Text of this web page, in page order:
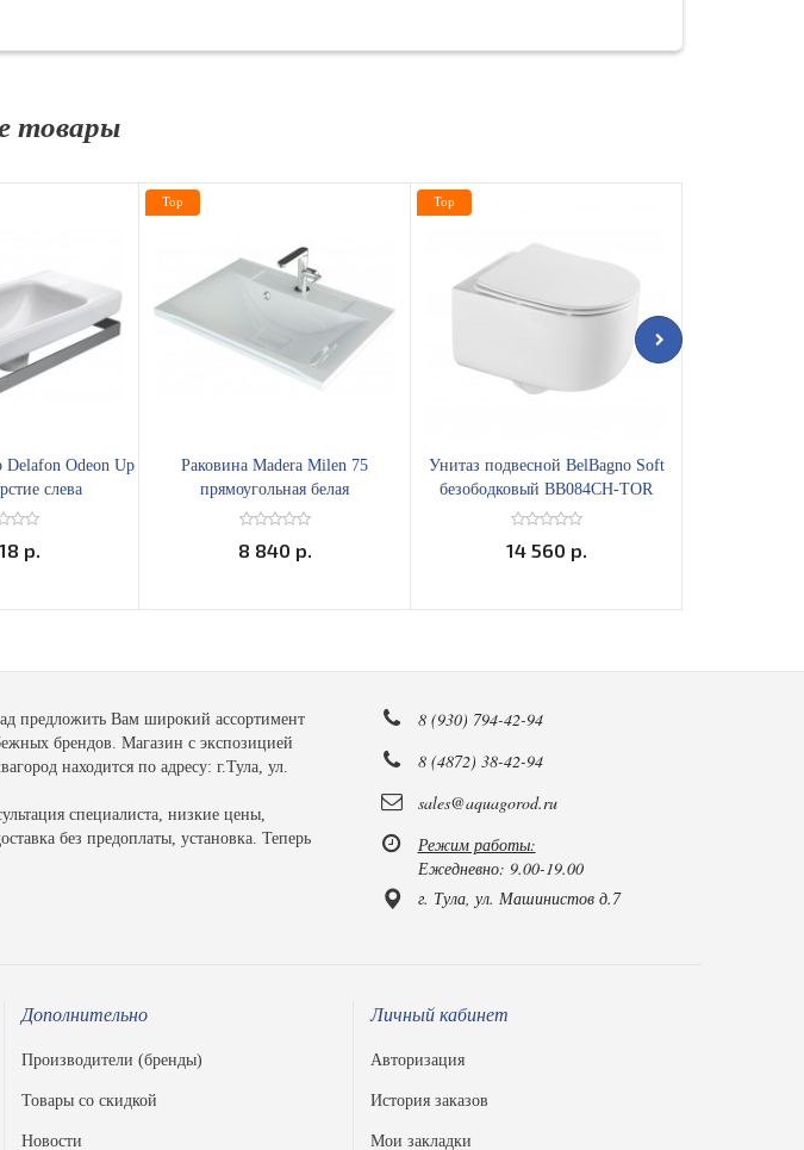
товары
Delafon Odeon Up
слева
р.
Раковина Madera Milen 75
прямоугольная белая
8 840 р.
Top
Унитаз подвесной BelBagno Soft
безободковый BB084CH-TOR
14 560 р.
Top
предложить Вам широкий ассортимент
брендов. Магазин с экспозицией
находится по адресу: г.Тула, ул.
специалиста, низкие цены,
без предоплаты, установка. Теперь
8 (930) 794-42-94
8 (4872) 38-42-94
sales@aquagorod.ru
Режим работы:
Ежедневно: 9.00-19.00
г. Тула, ул. Машинистов д.7
Дополнительно
Производители (бренды)
Товары со скидкой
Новости
Личный кабинет
Авторизация
История заказов
Мои закладки